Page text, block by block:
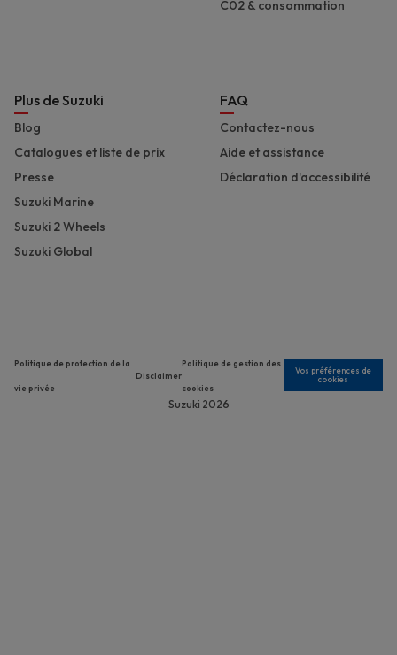
C02 & consommation
Plus de Suzuki
Blog
Catalogues et liste de prix
Presse
Suzuki Marine
Suzuki 2 Wheels
Suzuki Global
FAQ
Contactez-nous
Aide et assistance
Déclaration d'accessibilité
Legal menu
Politique de protection de la
vie privée
Disclaimer
Politique de gestion des
cookies
Vos préférences de
cookies
Suzuki 2026